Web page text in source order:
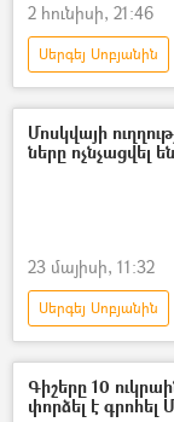
2 հունիսի, 21:46
Սերգեյ Սոբյանին
անօդաչու թռչող
Ռուսաստան
Մոսկվայի
ները ոչնչացվել
23 մայիսի, 11:32
Սերգեյ Սոբյանին
անօդաչու թռչող
Գիշերը 10
փորձել է գրոհել